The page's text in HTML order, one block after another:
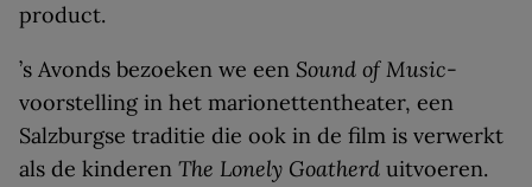
product.
’s Avonds bezoeken we een Sound of Music-
voorstelling in het marionettentheater, een
Salzburgse traditie die ook in de film is verwerkt
als de kinderen The Lonely Goatherd uitvoeren.